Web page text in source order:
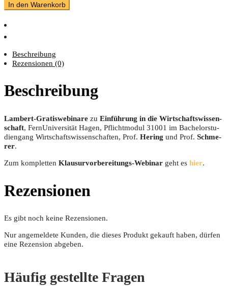
In den Warenkorb
Beschreibung
Rezensionen (0)
Beschreibung
Lam­bert-Gra­tis­web­i­na­re zu Ein­füh­rung in die Wirt­schafts­wis­sen­
schaft, Fern­Uni­ver­si­tät Hagen, Pflicht­mo­dul 31001 im Bache­lor­stu­
di­en­gang Wirt­schafts­wis­sen­schaf­ten, Prof. Hering und Prof. Schme­
rer.
Zum kom­plet­ten Klau­sur­vor­be­rei­tungs-Web­i­nar geht es hier.
Rezensionen
Es gibt noch keine Rezensionen.
Nur angemeldete Kunden, die dieses Produkt gekauft haben, dürfen
eine Rezension abgeben.
Häufig gestellte Fragen